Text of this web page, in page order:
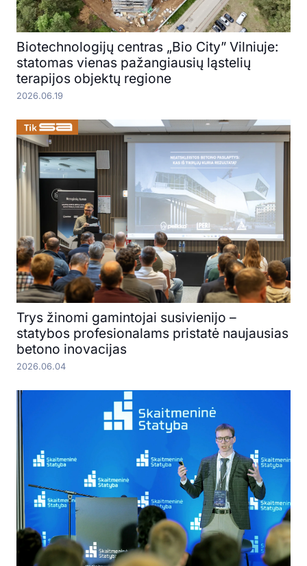
Biotechnologijų centras „Bio City” Vilniuje:
statomas vienas pažangiausių ląstelių
terapijos objektų regione
2026.06.19
Trys žinomi gamintojai susivienijo –
statybos profesionalams pristatė naujausias
betono inovacijas
2026.06.04